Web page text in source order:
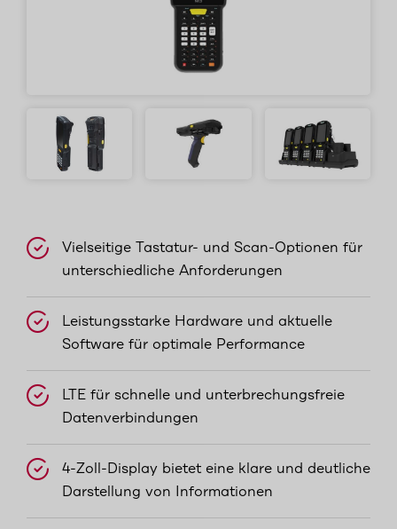
Vielseitige Tastatur- und Scan-Optionen für
unterschiedliche Anforderungen
Leistungsstarke Hardware und aktuelle
Software für optimale Performance
LTE für schnelle und unterbrechungsfreie
Datenverbindungen
4-Zoll-Display bietet eine klare und deutliche
Darstellung von Informationen